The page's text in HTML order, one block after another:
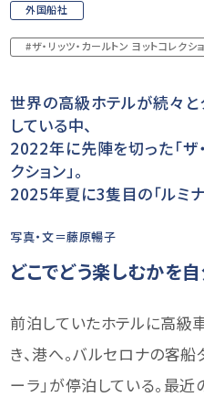
外国船社
#ザ・リッツ・カールトン ヨットコレクシ
世界の高級ホテルが続々
している中、
2022年に先陣を切った「ザ
クション」。
2025年夏に3隻目の「ルミナ
写真・文＝藤原暢子
どこでどう楽しむかを
前泊していたホテルに高級
き、港へ。バルセロナの客
ーラ」が停泊している。最